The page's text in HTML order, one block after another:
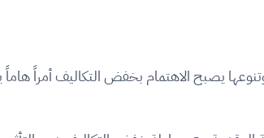
وتنوعها يصبح الاهتمام بخفض التكاليف أمراً